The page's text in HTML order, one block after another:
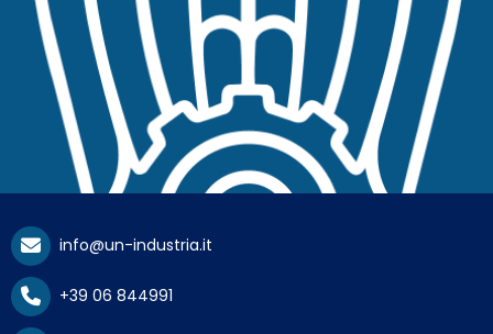
info@un-industria.it
+39 06 844991